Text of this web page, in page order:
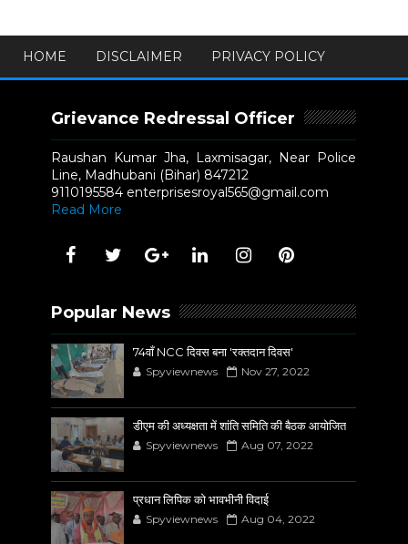
HOME DISCLAIMER PRIVACY POLICY
Grievance Redressal Officer
Raushan Kumar Jha, Laxmisagar, Near Police
Line, Madhubani (Bihar) 847212
9110195584 enterprisesroyal565@gmail.com
Read More
Popular News
74वाँ NCC दिवस बना 'रक्तदान दिवस'
Spyviewnews Nov 27, 2022
डीएम की अध्यक्षता में शांति समिति की बैठक आयोजित
Spyviewnews Aug 07, 2022
प्रधान लिपिक को भावभीनी विदाई
Spyviewnews Aug 04, 2022